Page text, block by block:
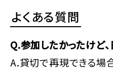
よくある質問
Q.参加したかったけど
A.貸切で再現できる場